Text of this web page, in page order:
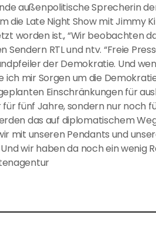
außenpolitische Sprecherin
die Late Night Show mit Jimmy
worden ist., “Wir beobachten
RTL und ntv. “Freie
der Demokratie. Und
mir Sorgen um die
Einschränkungen für
für fünf Jahre, sondern nur noch
das auf diplomatischem
mit unseren Pendants und
wir haben da noch ein wenig